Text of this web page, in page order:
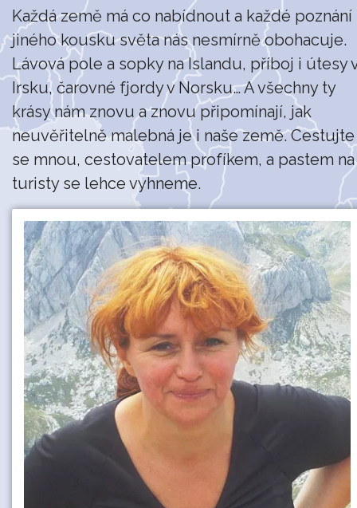
Každá země má co nabídnout a každé poznání
jiného kousku světa nás nesmírně obohacuje.
Lávová pole a sopky na Islandu, příboj i útesy
Irsku, čarovné fjordy v Norsku… A všechny ty
krásy nám znovu a znovu připomínají, jak
neuvěřitelně malebná je i naše země. Cestujte
se mnou, cestovatelem profíkem, a pastem na
turisty se lehce vyhneme.